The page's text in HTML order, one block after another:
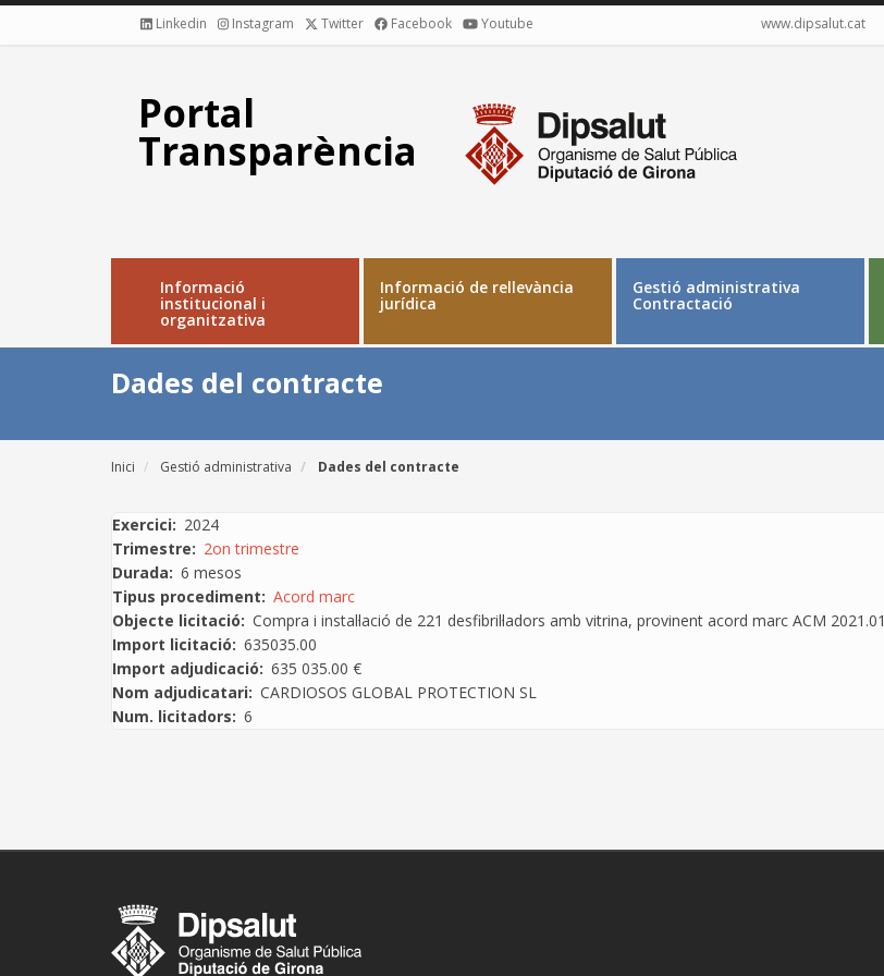
Vés
Socials
Linkedin Instagram Twitter Facebook Youtube www.dipsalut.cat
Portal
Transparència
Main
navigation
Informació
institucional i
organitzativa
Informació de rellevància
jurídica
Gestió administrativa
Contractació
Dades del contracte
Inici Gestió administrativa Dades del contracte
Exercici
2024
Trimestre
2on trimestre
Durada
6 mesos
Tipus procediment
Acord marc
Objecte licitació
Compra i instal·lació de 221 desfibril·ladors amb vitrina, provinent acord marc ACM 2021.01
Import licitació
635035.00
Import adjudicació
635 035.00 €
Nom adjudicatari CARDIOSOS GLOBAL PROTECTION SL
Num. licitadors
6